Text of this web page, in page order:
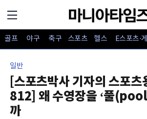
골프 야구 축구 스포츠 헬스 E스포츠·
일반
[스포츠박사 기자의 스포츠
812] 왜 수영장을 ‘풀
까